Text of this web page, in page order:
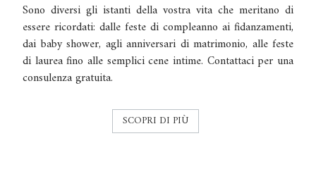
Sono diversi gli istanti della vostra vita che meritano di
essere ricordati: dalle feste di compleanno ai fidanzamenti,
dai baby shower, agli anniversari di matrimonio, alle feste
di laurea fino alle semplici cene intime. Contattaci per una
consulenza gratuita.
SCOPRI DI PIÙ